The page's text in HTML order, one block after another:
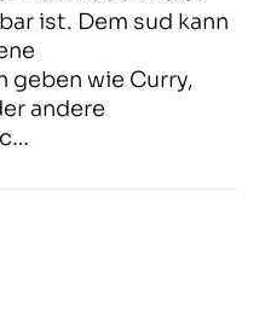
ist. Dem sud kann
geben wie Curry,
andere